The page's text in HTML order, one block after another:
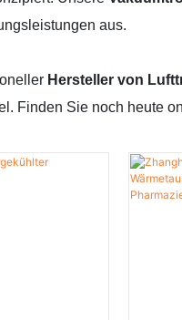
aus.
Hersteller von
Finden Sie noch heute